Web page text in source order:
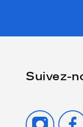
Suivez-
INSTAGRAM